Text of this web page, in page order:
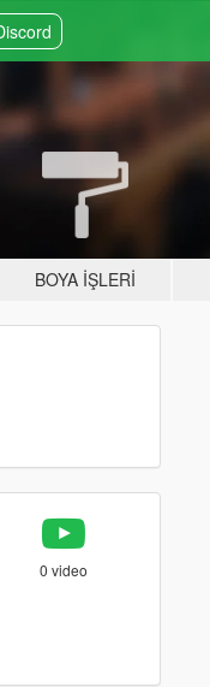
BOYA İŞLERI
0 video